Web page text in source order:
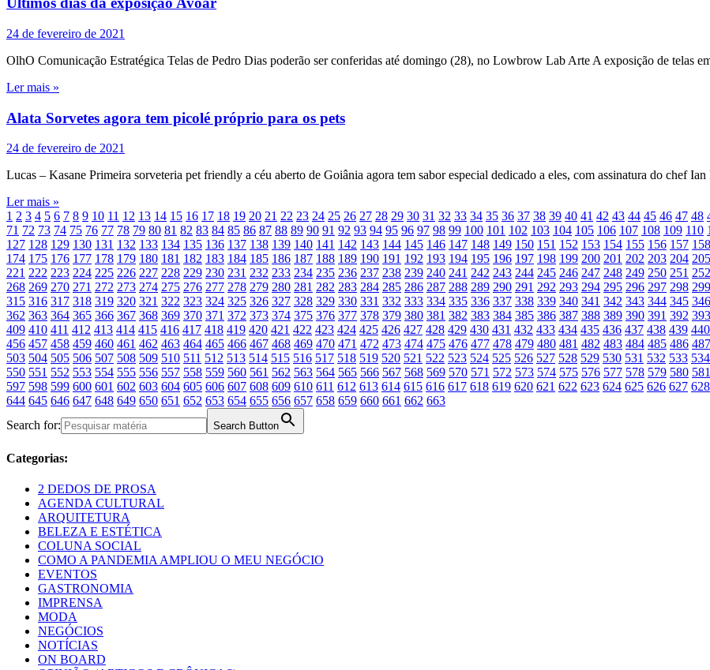
24 de fevereiro de 2021
OlhO Comunicação Estratégica Telas de Pedro Dias poderão ser conferidas até domingo (28), no Lowbrow Lab Arte A exposição de telas
Ler mais »
Alata Sorvetes agora tem picolé próprio para os pets
24 de fevereiro de 2021
Lucas – Kasane Primeira sorveteria pet friendly a céu aberto de Goiânia agora tem sabor especial dedicado a eles, com assinatura do chef
Ler mais »
1 2 3 4 5 6 7 8 9 10 11 12 13 14 15 16 17 18 19 20 21 22 23 24 25 26 27 28 29 30 31 32 33 34 35 36 37 38 39 40 41 42 43 44 45 46 47 48
71 72 73 74 75 76 77 78 79 80 81 82 83 84 85 86 87 88 89 90 91 92 93 94 95 96 97 98 99 100 101 102 103 104 105 106 107 108 109 110
127 128 129 130 131 132 133 134 135 136 137 138 139 140 141 142 143 144 145 146 147 148 149 150 151 152 153 154 155 156 157 158
174 175 176 177 178 179 180 181 182 183 184 185 186 187 188 189 190 191 192 193 194 195 196 197 198 199 200 201 202 203 204 205
221 222 223 224 225 226 227 228 229 230 231 232 233 234 235 236 237 238 239 240 241 242 243 244 245 246 247 248 249 250 251 252
268 269 270 271 272 273 274 275 276 277 278 279 280 281 282 283 284 285 286 287 288 289 290 291 292 293 294 295 296 297 298 299
315 316 317 318 319 320 321 322 323 324 325 326 327 328 329 330 331 332 333 334 335 336 337 338 339 340 341 342 343 344 345 346
362 363 364 365 366 367 368 369 370 371 372 373 374 375 376 377 378 379 380 381 382 383 384 385 386 387 388 389 390 391 392 393
409 410 411 412 413 414 415 416 417 418 419 420 421 422 423 424 425 426 427 428 429 430 431 432 433 434 435 436 437 438 439 440
456 457 458 459 460 461 462 463 464 465 466 467 468 469 470 471 472 473 474 475 476 477 478 479 480 481 482 483 484 485 486 487
503 504 505 506 507 508 509 510 511 512 513 514 515 516 517 518 519 520 521 522 523 524 525 526 527 528 529 530 531 532 533 534
550 551 552 553 554 555 556 557 558 559 560 561 562 563 564 565 566 567 568 569 570 571 572 573 574 575 576 577 578 579 580 581
597 598 599 600 601 602 603 604 605 606 607 608 609 610 611 612 613 614 615 616 617 618 619 620 621 622 623 624 625 626 627 628
644 645 646 647 648 649 650 651 652 653 654 655 656 657 658 659 660 661 662 663
Search for:
Search Button
Categorias:
2 DEDOS DE PROSA
AGENDA CULTURAL
ARQUITETURA
BELEZA E ESTÉTICA
COLUNA SOCIAL
COMO A PANDEMIA AMPLIOU O MEU NEGÓCIO
EVENTOS
GASTRONOMIA
IMPRENSA
MODA
NEGÓCIOS
NOTÍCIAS
ON BOARD